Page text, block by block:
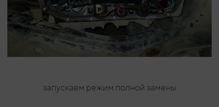
запускаем режим полной замены